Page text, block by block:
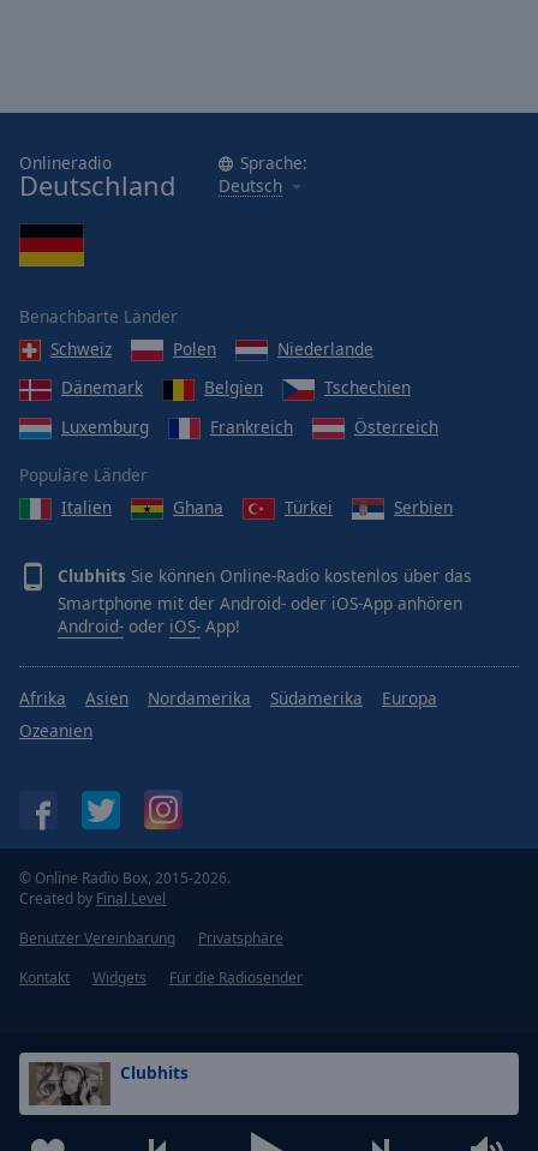
Clubhits
Onlineradio
Deutschland
Sprache:
Deutsch
Benachbarte Länder
Schweiz
Polen
Niederlande
Dänemark
Belgien
Tschechien
Luxemburg
Frankreich Österreich
Populäre Länder
Italien
Ghana Türkei Serbien
Clubhits Sie können Online-Radio kostenlos über das
Smartphone mit der Android- oder iOS-App anhören
Android- oder iOS- App!
Afrika Asien Nordamerika Südamerika
Europa
Ozeanien
© Online Radio Box, 2015-2026.
Created by Final Level
Benutzer Vereinbarung
Privatsphäre
Kontakt
Widgets Für die Radiosender